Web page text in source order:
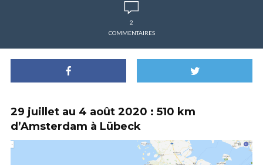
2
COMMENTAIRES
29 juillet au 4 août 2020 : 510 km
d’Amsterdam à Lübeck